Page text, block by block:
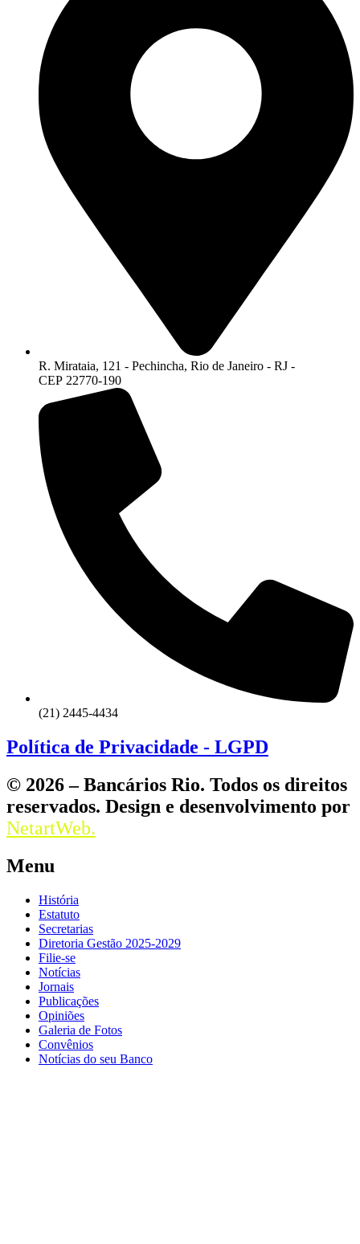
R. Mirataia, 121 - Pechincha, Rio de Janeiro - RJ -
CEP 22770-190
(21) 2445-4434
Política de Privacidade - LGPD
© 2026 – Bancários Rio. Todos os direitos
reservados. Design e desenvolvimento por
NetartWeb.
Menu
História
Estatuto
Secretarias
Diretoria Gestão 2025-2029
Filie-se
Notícias
Jornais
Publicações
Opiniões
Galeria de Fotos
Convênios
Notícias do seu Banco